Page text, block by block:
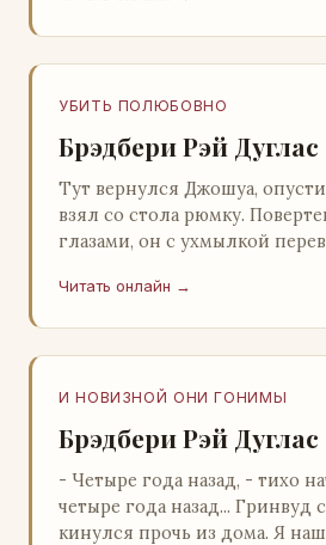
УБИТЬ ПОЛЮБОВНО
Брэдбери Рэй Дуглас
Тут вернулся Джошуа,
взял со стола рюмку.
глазами, он с ухмылкой
видом с…
Читать онлайн →
И НОВИЗНОЙ ОНИ ГОНИМЫ
Брэдбери Рэй Дуглас
- Четыре года назад, - тихо
четыре года назад... Гринвуд
кинулся прочь из дома. Я